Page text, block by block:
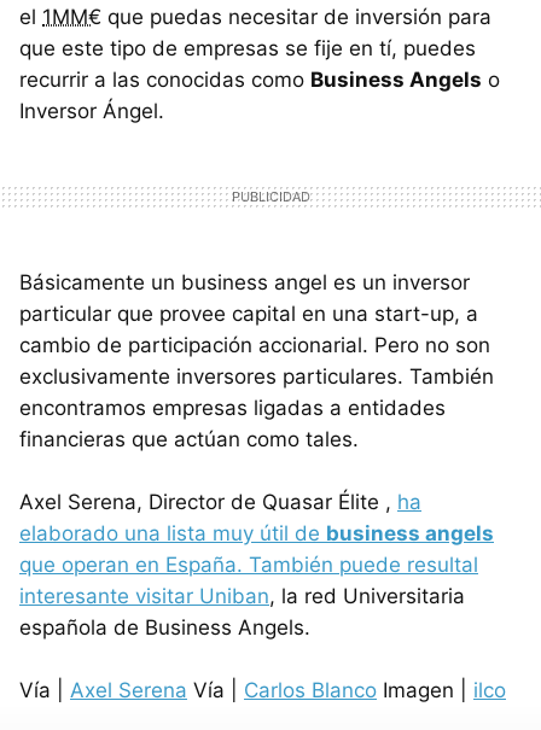
el 1MM€ que puedas necesitar de inversión para
que este tipo de empresas se fije en tí, puedes
recurrir a las conocidas como Business Angels o
Inversor Ángel.
Básicamente un business angel es un inversor
particular que provee capital en una start-up, a
cambio de participación accionarial. Pero no son
exclusivamente inversores particulares. También
encontramos empresas ligadas a entidades
financieras que actúan como tales.
Axel Serena, Director de Quasar Élite , ha
elaborado una lista muy útil de business angels
que operan en España. También puede resultal
interesante visitar Uniban, la red Universitaria
española de Business Angels.
Vía | Axel Serena Vía | Carlos Blanco Imagen | ilco